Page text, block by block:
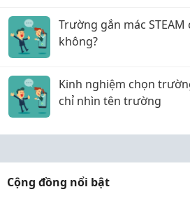
Trường gắn mác STEAM
không?
Kinh nghiệm chọn
chỉ nhìn tên trường
Cộng đồng nổi bật